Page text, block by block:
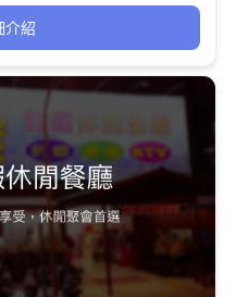
佳餚，交通便利且附設
期待。
介紹